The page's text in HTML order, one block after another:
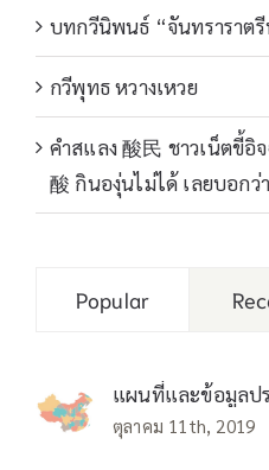
บทกวีนิพนธ์ “จันทราราต
กวีพุทธ หวางเหวย
คำสแลง 酸民 ชาวเน็ตขี้อิ
酸 กินองุ่นไม่ได้ เลยบอก
Popular
แผนที่และข้อมูลป
ตุลาคม 11th, 2019